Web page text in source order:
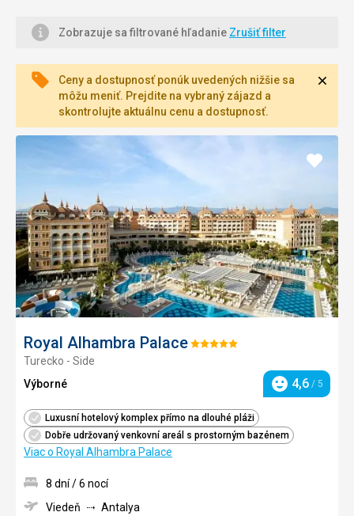
Zobrazuje sa filtrované hľadanie Zrušiť filter
Ceny a dostupnosť ponúk uvedených nižšie sa
môžu meniť. Prejdite na vybraný zájazd a
skontrolujte aktuálnu cenu a dostupnosť.
Royal Alhambra PalaceHodnotenie:
Turecko - Side
Výborné
Hodnotenie
4,6 / 5
Luxusní hotelový komplex přímo na dlouhé pláži
Dobře udržovaný venkovní areál s prostorným bazénem
Viac o Royal Alhambra Palace
Pridať
8 dní / 6 nocí
Viedeň
Antalya